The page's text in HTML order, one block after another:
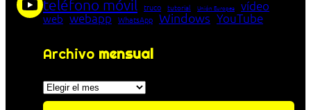
teléfono móvil truco tutorial Unión Europea vídeo
web webapp WhatsApp Windows YouTube
Archivo mensual
Archivos